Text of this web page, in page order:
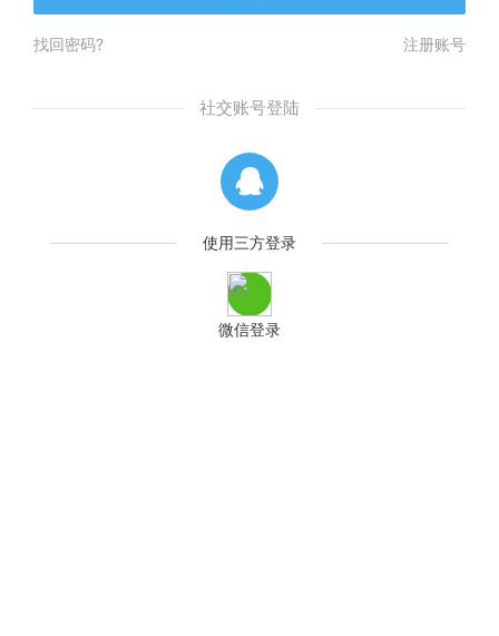
找回密码? 注册账号
社交账号登陆
使用三方登录
微信登录